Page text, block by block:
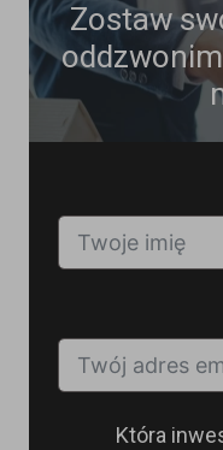
Zostaw
Która